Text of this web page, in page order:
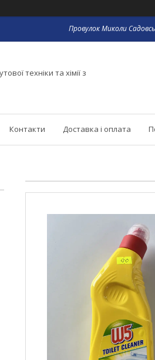
Провулок Миколи
техніки та хімії з
Контакти Доставка і оплата